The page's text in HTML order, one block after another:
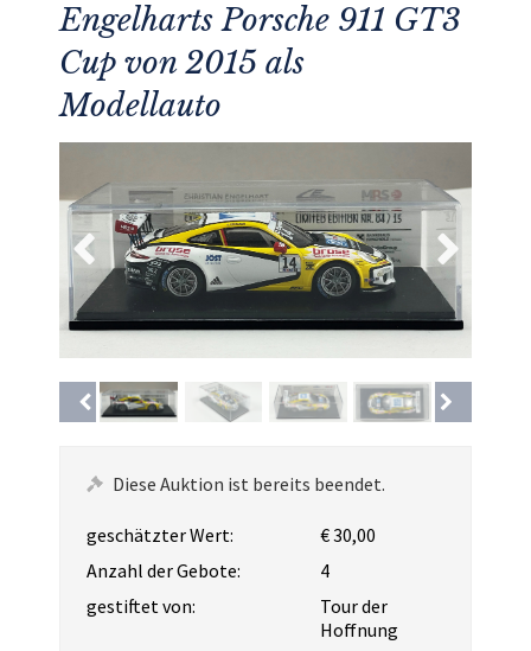
Engelharts Porsche 911 GT3
Cup von 2015 als
Modellauto
Diese Auktion ist bereits beendet.
geschätzter Wert:
€ 30,00
Anzahl der Gebote:
4
gestiftet von:
Tour der
Hoffnung